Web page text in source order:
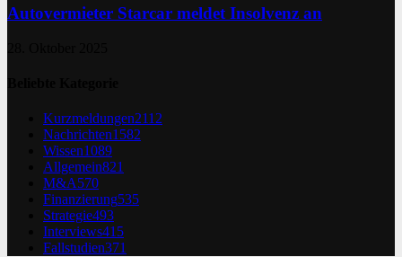
Autovermieter Starcar meldet Insolvenz an
Kurzmeldungen2112
Nachrichten1582
Wissen1089
Allgemein821
M&A570
Finanzierung535
Strategie493
Interviews415
Fallstudien371